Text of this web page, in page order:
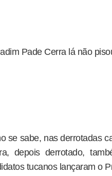
Pade Cerra lá não
se sabe, nas derrotadas
depois derrotado,
tucanos lançaram o